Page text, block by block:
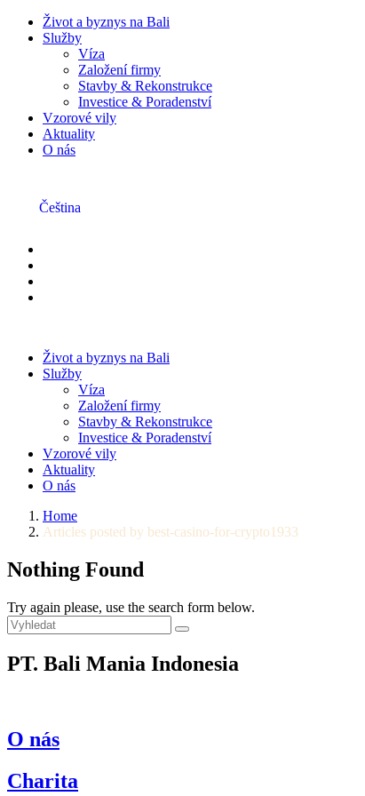
Život a byznys na Bali
Služby
Víza
Založení firmy
Stavby & Rekonstrukce
Investice & Poradenství
Vzorové vily
Aktuality
O nás
Čeština
Život a byznys na Bali
Služby
Víza
Založení firmy
Stavby & Rekonstrukce
Investice & Poradenství
Vzorové vily
Aktuality
O nás
Home
Articles posted by best-casino-for-crypto1933
Nothing Found
Try again please, use the search form below.
PT. Bali Mania Indonesia
O nás
Charita